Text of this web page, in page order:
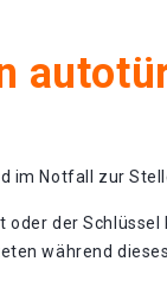
im Notfall zur
oder der
während